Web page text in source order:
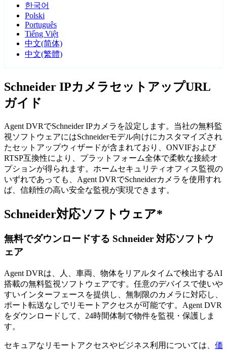
한국어
Polski
Português
Tiếng Việt
中文(简体)
中文(繁體)
Schneider IPカメラセットアップURL
ガイド
Agent DVRでSchneider IPカメラを設定します。当社の無料監
視ソフトウェアにはSchneiderモデル向けにカスタマイズされ
たセットアップウィザードが含まれており、ONVIFおよび
RTSP互換性により、プラットフォーム全体で柔軟な接続オ
プションが得られます。ホームセキュリティオフィス監視の
いずれであっても、Agent DVRでSchneiderカメラを使用すれ
ば、信頼性の高い安全な監視が実現できます。
Schneider対応ソフトウェア*
無料でダウンロードする Schneider 対応ソフトウ
ェア
Agent DVRは、人、車両、物体をリアルタイムで検出するAI
搭載の無料監視ソフトウェアです。任意のデバイスで使いや
すいインターフェースを提供し、無制限のカメラに対応し、
ポート転送なしでリモートアクセスが可能です。Agent DVR
をダウンロードして、24時間体制で物件を監視・保護しま
す。
セキュアなリモートアクセスやビジネス利用については、 価